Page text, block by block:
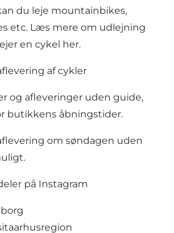
du leje mountainbikes,
etc. Læs mere om udlejning
en cykel her.
af cykler
og afleveringer uden guide,
butikkens åbningstider.
om søndagen uden
på Instagram